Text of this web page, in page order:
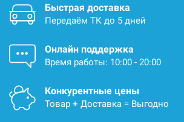
Быстрая доставка
Передаём ТК до 5 дней
Онлайн поддержка
Время работы: 10:00 - 20:00
Конкурентные цены
Товар + Доставка = Выгодно